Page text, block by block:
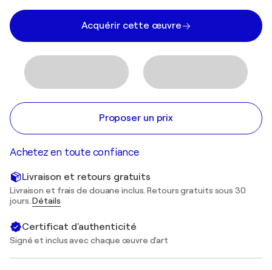
Acquérir cette œuvre
Proposer un prix
Achetez en toute confiance
Livraison et retours gratuits
Livraison et frais de douane inclus. Retours gratuits sous 30
jours.Détails
Certificat d'authenticité
Signé et inclus avec chaque œuvre d'art